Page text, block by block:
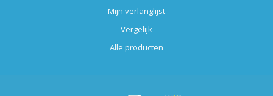
Mijn verlanglijst
Vergelijk
Alle producten